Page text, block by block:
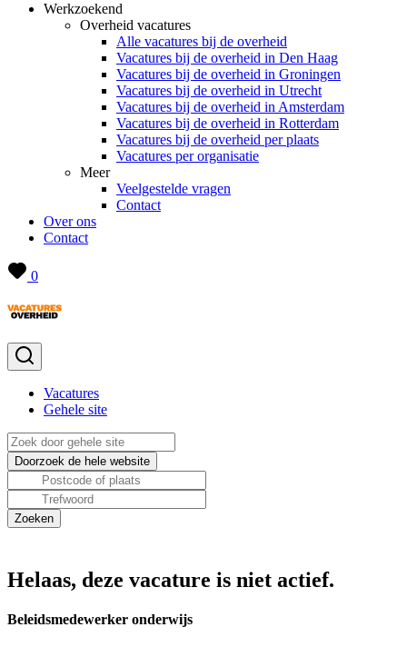
Werkzoekend
Overheid vacatures
Alle vacatures bij de overheid
Vacatures bij de overheid in Den Haag
Vacatures bij de overheid in Groningen
Vacatures bij de overheid in Utrecht
Vacatures bij de overheid in Amsterdam
Vacatures bij de overheid in Rotterdam
Vacatures bij de overheid per plaats
Vacatures per organisatie
Meer
Veelgestelde vragen
Contact
Over ons
Contact
0
Vacatures
Gehele site
Helaas, deze vacature is niet actief.
Beleidsmedewerker onderwijs